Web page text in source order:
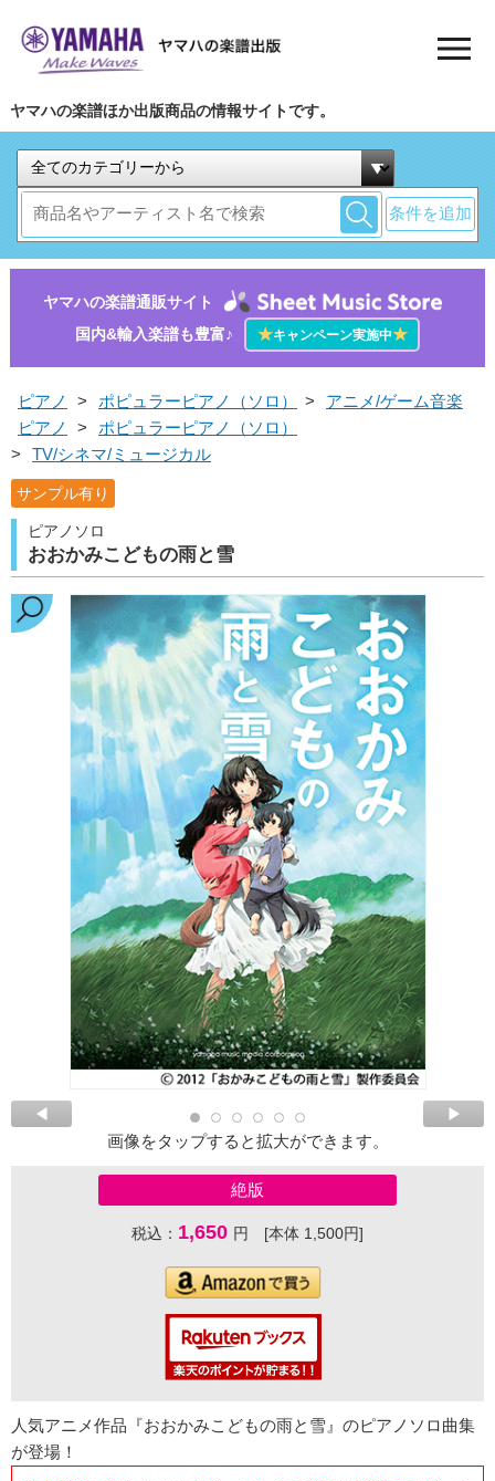
ヤマハの楽譜ほか出版商品の情報サイトです。
条件を追加
ヤマハの楽譜通販サイト
国内&輸入楽譜も豊富♪
★キャンペーン実施中★
ピアノ > ポピュラーピアノ（ソロ） >
アニメ/ゲーム音楽
ピアノ
>
ポピュラーピアノ（ソロ）
>
TV/シネマ/ミュージカル
サンプル有り
ピアノソロ
おおかみこどもの雨と雪
画像をタップすると拡大ができます。
絶版
税込： 1,650 円 [本体 1,500円]
人気アニメ作品『おおかみこどもの雨と雪』のピアノソロ曲集
が登場！